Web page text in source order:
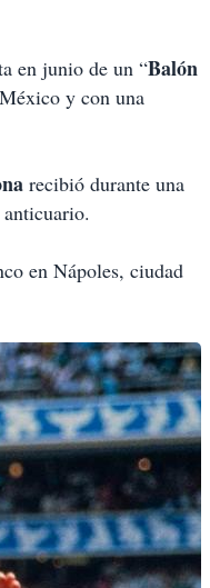
en junio de un “Balón
y con una
recibió durante una
en Nápoles, ciudad